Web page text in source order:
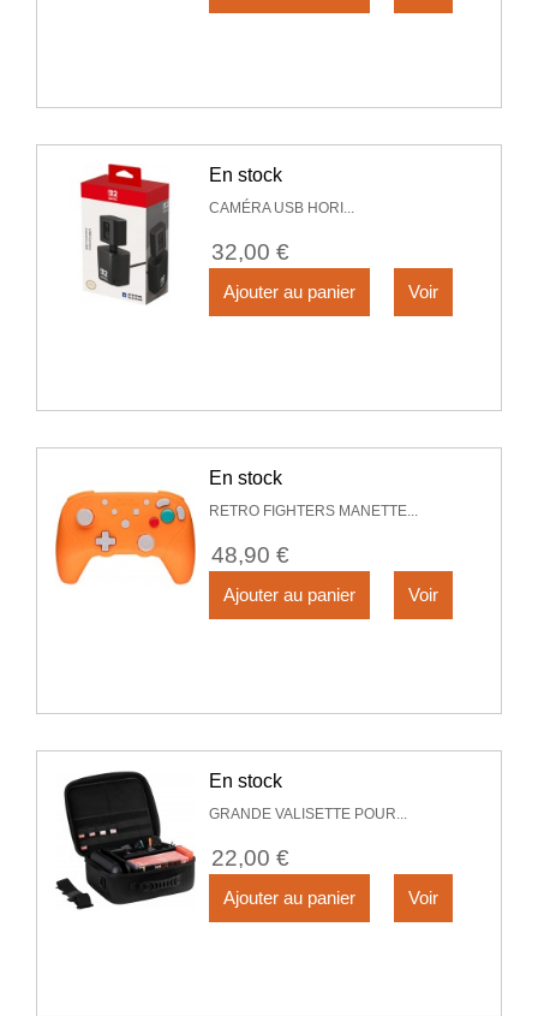
En stock
CAMÉRA USB HORI...
32,00 €
Ajouter au panier Voir
En stock
RETRO FIGHTERS MANETTE...
48,90 €
Ajouter au panier Voir
En stock
GRANDE VALISETTE POUR...
22,00 €
Ajouter au panier Voir